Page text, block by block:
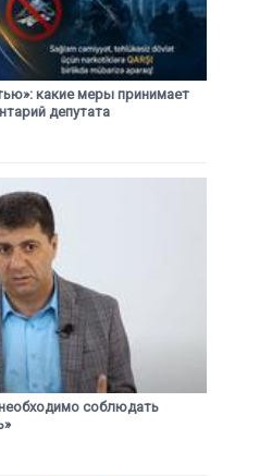
какие меры принимает
депутата
соблюдать